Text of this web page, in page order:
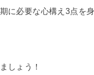
に必要な心構え3点を
しょう！